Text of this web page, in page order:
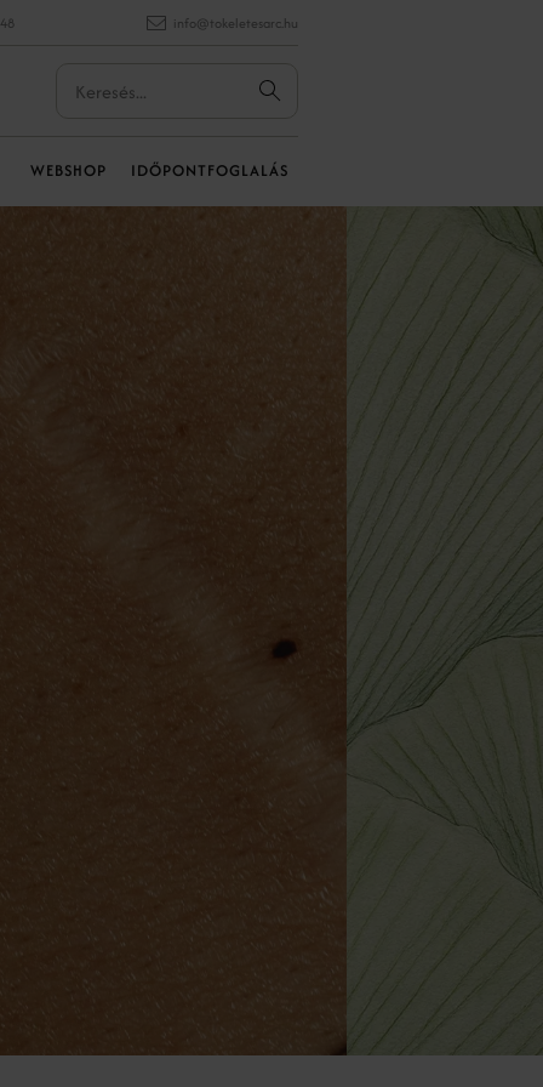
info@tokeletesarc.hu
WEBSHOP IDŐPONTFOGLALÁS